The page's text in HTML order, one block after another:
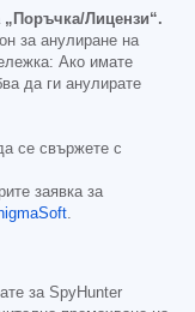
„Поръчка/Лицензи“.
за анулиране на
Ако имате
да ги анулирате
се свържете с
заявка за
за SpyHunter